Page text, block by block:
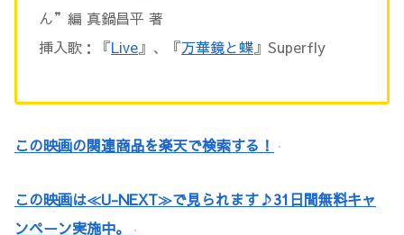
ん”編 真鍋昌平 著
挿入歌：『Live 』、 『万華鏡と蝶 』Superfly
この映画の関連商品を楽天で検索する！
この映画は≪U-NEXT≫で見られます♪31日間無料キャ
ンペーン実施中。